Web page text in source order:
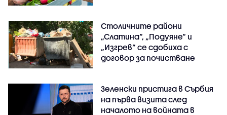
Столичните райони
„Слатина“, „Подуяне“ и
„Изгрев“ се сдобиха с
договор за почистване
Зеленски пристига в Сърбия
на първа визита след
началото на войната в